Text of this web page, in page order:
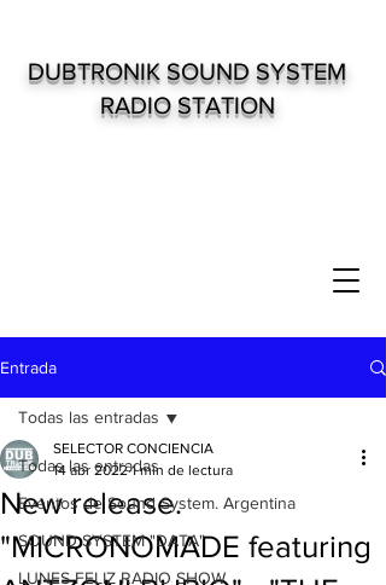
DUBTRONIK SOUND SYSTEM
RADIO STATION
Entrada
Todas las entradas
Eventos de Sound System. Argentina
SOUND SYSTEM "DATA"
LUNES FELIZ RADIO SHOW
Todas las entradas
New release.
"MICRONOMADE featuring
SELECTOR CONCIENCIA
14 abr 2022 1 min de lectura